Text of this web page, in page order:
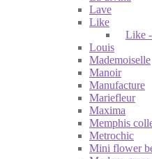
Lave
Like
Like
Louis
Mademoiselle
Manoir
Manufacture
Mariefleur
Maxima
Memphis
Metrochic
Mini flower